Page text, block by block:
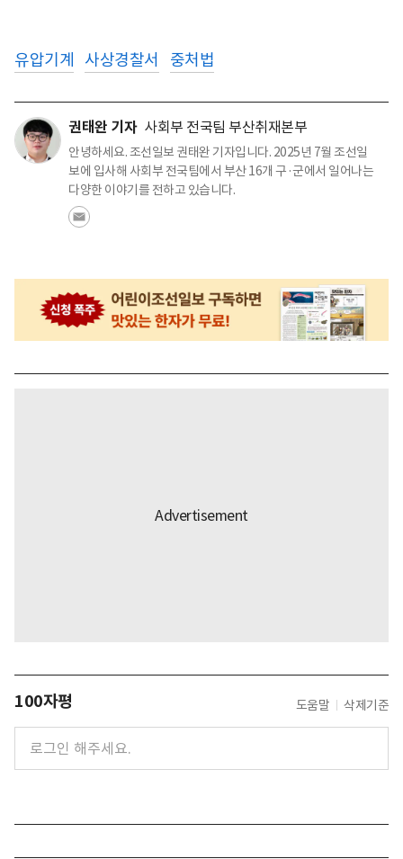
유압기계 사상경찰서 중처법
권태완 기자 사회부 전국팀 부산취재본부
안녕하세요. 조선일보 권태완 기자입니다. 2025년 7월 조선일
보에 입사해 사회부 전국팀에서 부산 16개 구·군에서 일어나는
다양한 이야기를 전하고 있습니다.
100자평 도움말 삭제기준